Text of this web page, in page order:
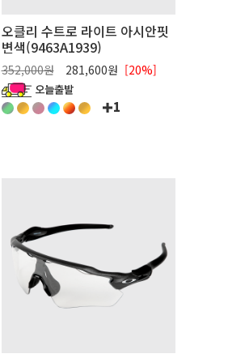
오클리 수트로 라이트 아시안핏
변색(9463A1939)
352,000원 281,600원 [20%]
1